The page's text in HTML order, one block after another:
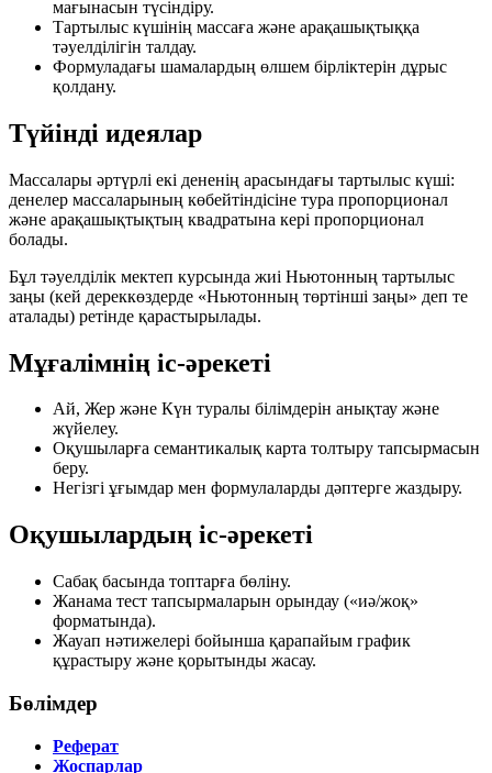
мағынасын түсіндіру.
Тартылыс күшінің массаға және арақашықтыққа
тәуелділігін талдау.
Формуладағы шамалардың өлшем бірліктерін дұрыс
қолдану.
Түйінді идеялар
Массалары әртүрлі екі дененің арасындағы тартылыс күші:
денелер массаларының көбейтіндісіне тура пропорционал
және арақашықтықтың квадратына кері пропорционал
болады.
Бұл тәуелділік мектеп курсында жиі Ньютонның тартылыс
заңы (кей дереккөздерде «Ньютонның төртінші заңы» деп те
аталады) ретінде қарастырылады.
Мұғалімнің іс-әрекеті
Ай, Жер және Күн туралы білімдерін анықтау және
жүйелеу.
Оқушыларға семантикалық карта толтыру тапсырмасын
беру.
Негізгі ұғымдар мен формулаларды дәптерге жаздыру.
Оқушылардың іс-әрекеті
Сабақ басында топтарға бөліну.
Жанама тест тапсырмаларын орындау («иә/жоқ»
форматында).
Жауап нәтижелері бойынша қарапайым график
құрастыру және қорытынды жасау.
Бөлімдер
Реферат
Жоспарлар